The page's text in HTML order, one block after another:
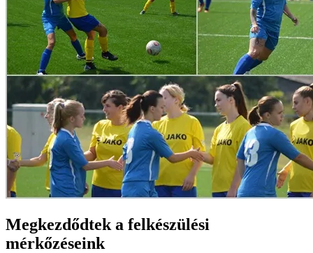
Megkezdődtek a felkészülési
mérkőzéseink